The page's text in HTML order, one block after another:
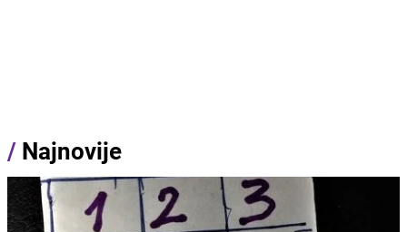
/ Najnovije